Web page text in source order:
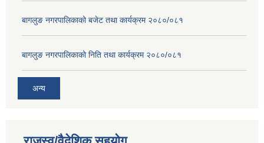
बागलुङ नगरपालिकाको बजेट तथा कार्यक्रम २०८०/०८१
बागलुङ नगरपालिकाको निति तथा कार्यक्रम २०८०/०८१
अन्य